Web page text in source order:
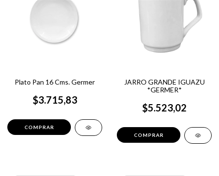
Plato Pan 16 Cms. Germer
$3.715,83
JARRO GRANDE IGUAZU
*GERMER*
$5.523,02